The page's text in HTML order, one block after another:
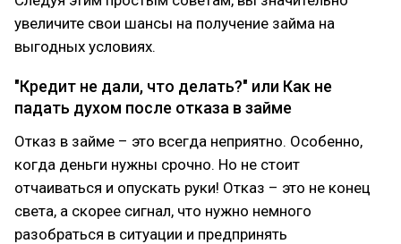
увеличите свои шансы на получение займа на
выгодных условиях.
"Кредит не дали, что делать?" или Как не
падать духом после отказа в займе
Отказ в займе – это всегда неприятно. Особенно,
когда деньги нужны срочно. Но не стоит
отчаиваться и опускать руки! Отказ – это не конец
света, а скорее сигнал, что нужно немного
разобраться в ситуации и предпринять